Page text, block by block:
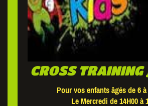
CROSS TRAINING
Pour vos enfants âgés de 6 à
Le Mercredi de 14H00 à